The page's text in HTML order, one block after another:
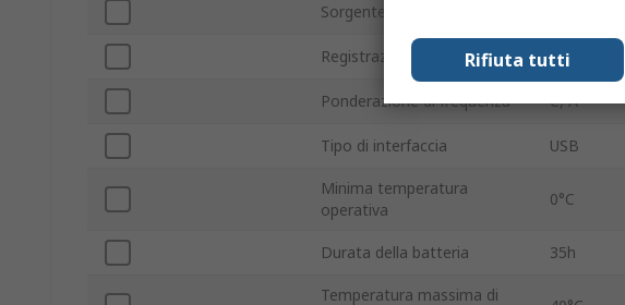
Sorgente di alimentazione
Registrazione dati No
Ponderazione di frequenza C, A
Tipo di interfaccia USB
Minima temperatura
operativa
0°C
Durata della batteria 35h
Temperatura massima di
Rifiuta tutti